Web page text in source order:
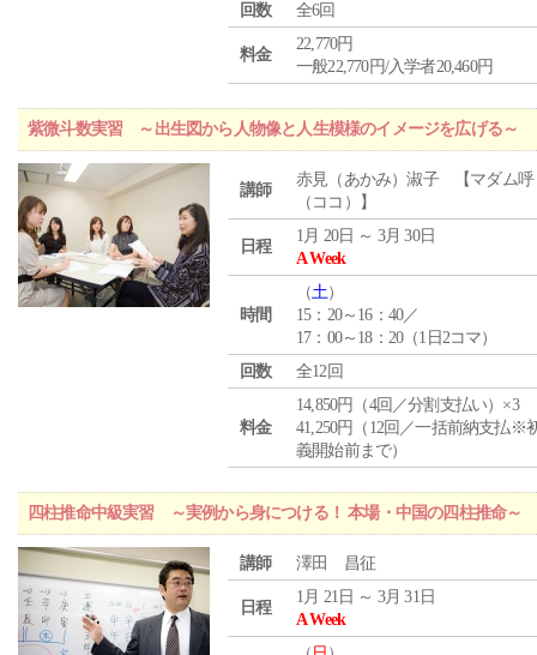
回数
全6回
料金
22,770円
一般22,770円/入学者20,460円
紫微斗数実習 ～出生図から人物像と人生模様のイメージを広げる～
講師
赤見（あかみ）淑子 【マダム呼
（ココ）】
日程
1月 20日 ～ 3月 30日
A Week
時間
（土）
15：20～16：40／
17：00～18：20（1日2コマ）
回数
全12回
料金
14,850円（4回／分割支払い）×3
41,250円（12回／一括前納支払※
義開始前まで）
四柱推命中級実習 ～実例から身につける！ 本場・中国の四柱推命～
講師 澤田 昌征
日程
1月 21日 ～ 3月 31日
A Week